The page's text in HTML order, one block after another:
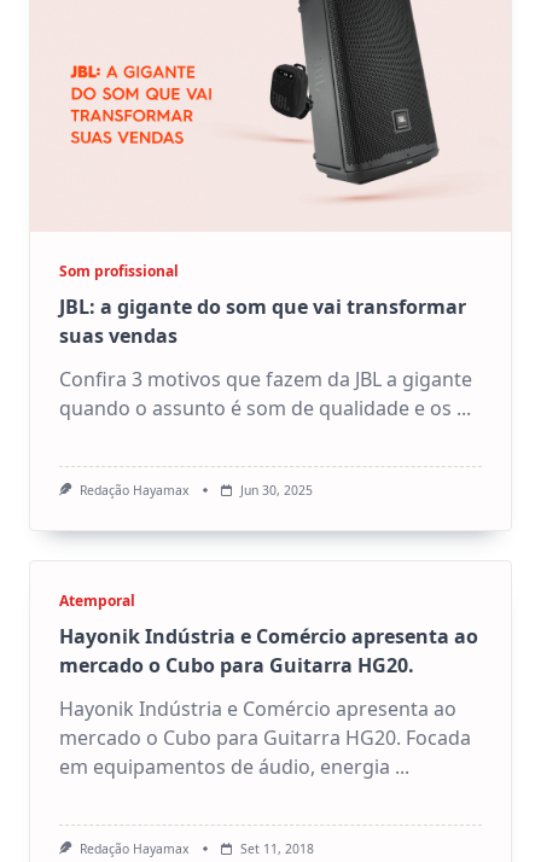
Som profissional
JBL: a gigante do som que vai transformar
suas vendas
Confira 3 motivos que fazem da JBL a gigante
quando o assunto é som de qualidade e os ...
Redação Hayamax Jun 30, 2025
Atemporal
Hayonik Indústria e Comércio apresenta ao
mercado o Cubo para Guitarra HG20.
Hayonik Indústria e Comércio apresenta ao
mercado o Cubo para Guitarra HG20. Focada
em equipamentos de áudio, energia ...
Redação Hayamax Set 11, 2018